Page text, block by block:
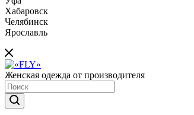
Хабаровск
Челябинск
Ярославль
Женская одежда от производителя